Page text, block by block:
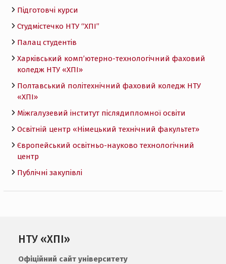
Підготовчі курси
Студмістечко НТУ “ХПІ”
Палац студентів
Харківський комп’ютерно-технологічний фаховий
коледж НТУ «ХПI»
Полтавський політехнічний фаховий коледж НТУ
«ХПI»
Міжгалузевий інститут післядипломної освіти
Освітній центр «Німецький технічний факультет»
Європейський освітньо-науково технологічний
центр
Публічні закупівлі
НТУ «ХПІ»
Офіційний сайт університету